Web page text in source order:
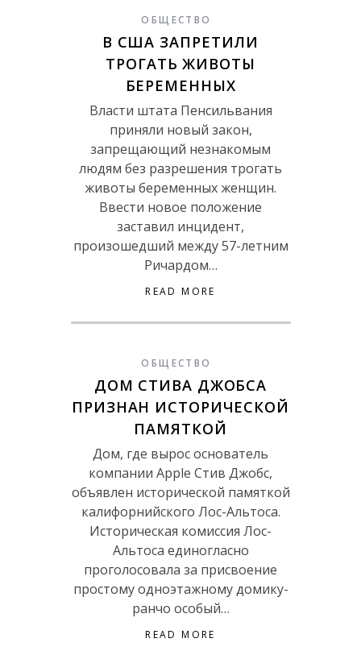
ОБЩЕСТВО
В США ЗАПРЕТИЛИ
ТРОГАТЬ ЖИВОТЫ
БЕРЕМЕННЫХ
Власти штата Пенсильвания
приняли новый закон,
запрещающий незнакомым
людям без разрешения трогать
животы беременных женщин.
Ввести новое положение
заставил инцидент,
произошедший между 57-летним
Ричардом…
READ MORE
ОБЩЕСТВО
ДОМ СТИВА ДЖОБСА
ПРИЗНАН ИСТОРИЧЕСКОЙ
ПАМЯТКОЙ
Дом, где вырос основатель
компании Apple Стив Джобс,
объявлен исторической памяткой
калифорнийского Лос-Альтоса.
Историческая комиссия Лос-
Альтоса единогласно
проголосовала за присвоение
простому одноэтажному домику-
ранчо особый…
READ MORE